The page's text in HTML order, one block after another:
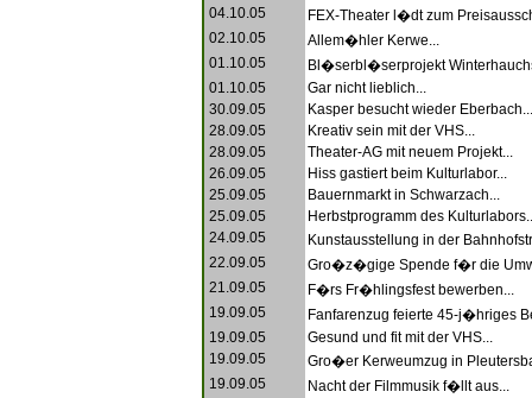
04.10.05
FEX-Theater l�dt zum
02.10.05
Allem�hler Kerwe...
01.10.05
Bl�serbl�serprojekt
01.10.05
Gar nicht lieblich...
30.09.05
Kasper besucht wieder Eberbach...
28.09.05
Kreativ sein mit der VHS...
28.09.05
Theater-AG mit neuem Projekt...
26.09.05
Hiss gastiert beim Kulturlabor...
25.09.05
Bauernmarkt in Schwarzach...
25.09.05
Herbstprogramm des
24.09.05
Kunstausstellung in der
22.09.05
Gro�z�gige Spende f�r die
21.09.05
F�rs Fr�hlingsfest bewerben...
19.09.05
Fanfarenzug feierte 45-j�hriges
19.09.05
Gesund und fit mit der VHS...
19.09.05
Gro�er Kerweumzug in
19.09.05
Nacht der Filmmusik f�llt aus...